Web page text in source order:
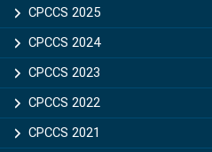
CPCCS 2025
CPCCS 2024
CPCCS 2023
CPCCS 2022
CPCCS 2021